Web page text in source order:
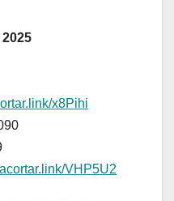
x8Pihi
VHP5U2